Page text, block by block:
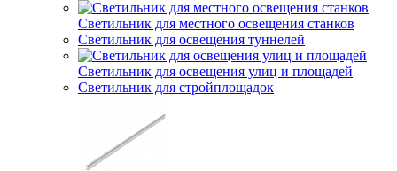
Светильник для местного освещения станков
Светильник для освещения туннелей
Светильник для освещения улиц и площадей
Светильник для стройплощадок